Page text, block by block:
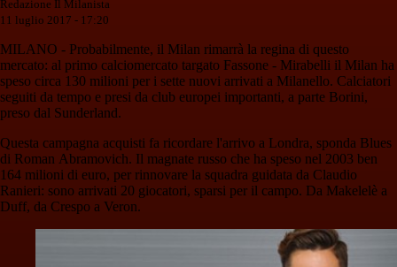
Redazione Il Milanista
11 luglio 2017 - 17:20
MILANO - Probabilmente, il Milan rimarrà la regina di questo
mercato: al primo calciomercato targato Fassone - Mirabelli il Milan ha
speso circa 130 milioni per i sette nuovi arrivati a Milanello. Calciatori
seguiti da tempo e presi da club europei importanti, a parte Borini,
preso dal Sunderland.
Questa campagna acquisti fa ricordare l'arrivo a Londra, sponda Blues
di Roman Abramovich. Il magnate russo che ha speso nel 2003 ben
164 milioni di euro, per rinnovare la squadra guidata da Claudio
Ranieri: sono arrivati 20 giocatori, sparsi per il campo. Da Makelelè a
Duff, da Crespo a Veron.